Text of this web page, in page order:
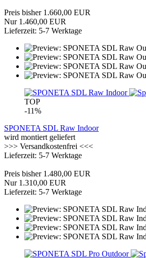
Preis bisher 1.660,00 EUR
Nur 1.460,00 EUR
Lieferzeit: 5-7 Werktage
TOP
-11%
SPONETA SDL Raw Indoor
wird montiert geliefert
>>> Versandkostenfrei <<<
Lieferzeit: 5-7 Werktage
Preis bisher 1.480,00 EUR
Nur 1.310,00 EUR
Lieferzeit: 5-7 Werktage